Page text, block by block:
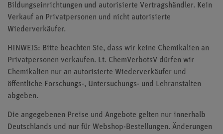
Bildungseinrichtungen und autorisierte Vertragshändler. Kein
Verkauf an Privatpersonen und nicht autorisierte
Wiederverkäufer.
HINWEIS: Bitte beachten Sie, dass wir keine Chemikalien an
Privatpersonen verkaufen. Lt. ChemVerbotsV dürfen wir
Chemikalien nur an autorisierte Wiederverkäufer und
öffentliche Forschungs-, Untersuchungs- und Lehranstalten
abgeben.
Die angegebenen Preise und Angebote gelten nur innerhalb
Deutschlands und nur für Webshop-Bestellungen. Änderungen